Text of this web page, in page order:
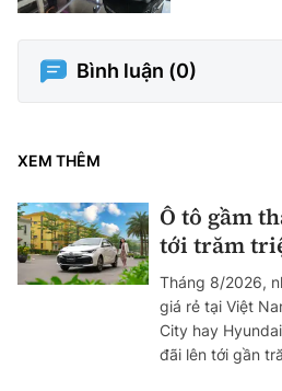
Bình luận (0)
XEM THÊM
Ô tô gầm
tới trăm
Tháng 8/2026,
giá rẻ tại Việt
City hay
đãi lên tới gần